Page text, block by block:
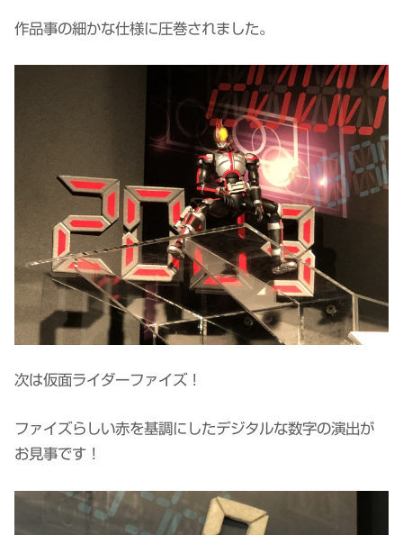
作品事の細かな仕様に圧巻されました。
次は仮面ライダーファイズ！
ファイズらしい赤を基調にしたデジタルな数字の演出が
お見事です！